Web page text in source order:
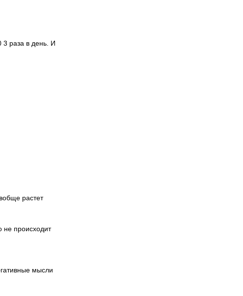
раза в день. И
растет
не происходит
мысли